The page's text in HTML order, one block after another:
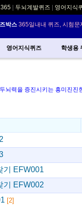
| 두뇌계발퀴즈 | 영어지식
박스 365일내내 퀴즈, 시험문
영어지식퀴즈 학생용
뇌력을 증진시키는 흥미진진
기 EFW001
기 EFW002
[2]